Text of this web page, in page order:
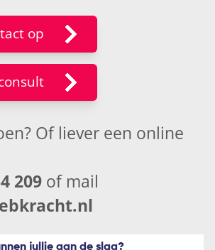
op
Of liever een online
209 of mail
jullie aan de slag?